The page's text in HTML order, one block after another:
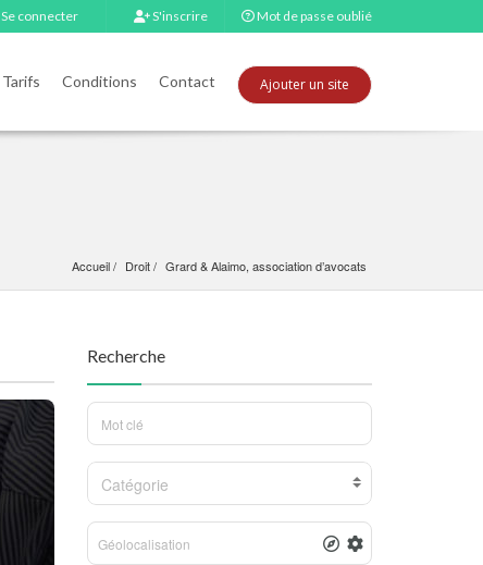
Se connecter S'inscrire Mot de passe oublié
Tarifs Conditions Contact Ajouter un site
Accueil Droit Grard & Alaimo, association d’avocats
Recherche
Catégorie